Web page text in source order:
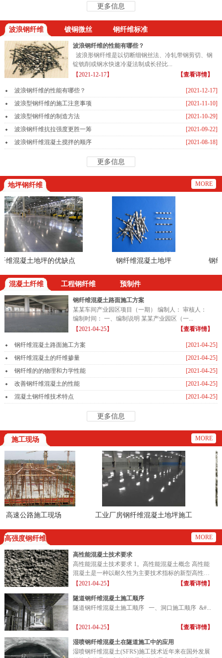
更多信息
波浪钢纤维 镀铜微丝 钢纤维标准
波浪钢纤维的性能有哪些？
波浪形钢纤维是以切断细钢丝法、冷轧带钢剪切、钢
锭铣削或钢水快速冷凝法制成长径比...
【2021-12-17】
【查看详情】
[2021-12-17]
波浪钢纤维的性能有哪些？
[2021-11-10]
波浪型钢纤维的施工注意事项
[2021-10-29]
波浪型钢纤维的制造方法
[2021-09-22]
波浪钢纤维抗拉强度更胜一筹
[2021-08-18]
波浪钢纤维混凝土搅拌的顺序
更多信息
地坪钢纤维 MORE
混凝土地坪的优缺点 钢纤维混凝土地坪 钢纤
混凝土纤维 工程钢纤维 预制件
钢纤维混凝土路面施工方案
某某车间产业园区项目（一期） 编制人： 审核人：
编制时间： 一、编制说明 某某产业园区（一...
【2021-04-25】
【查看详情】
[2021-04-25]
钢纤维混凝土路面施工方案
[2021-04-25]
钢纤维混凝土的纤维掺量
[2021-04-25]
钢纤维的的物理和力学性能
[2021-04-25]
改善钢纤维混凝土的性能
[2021-04-25]
混凝土钢纤维技术特点
更多信息
施工现场 MORE
速公路施工现场
工业厂房钢纤维混凝土地坪施工
高强度钢纤维 MORE
高性能混凝土技术要求
高性能混凝土技术要求 1。高性能混凝土概念 高性能
混凝土是一种以耐久性为主要技术指标的新型高性能
混凝土...
【2021-04-25】 【查看详情】
隧道钢纤维混凝土施工顺序
隧道钢纤维混凝土施工顺序 一、洞口施工顺序 &#...
【2021-04-25】 【查看详情】
湿喷钢纤维混凝土在隧道施工中的应用
湿喷钢纤维混凝土(SFRS)施工技术近年来在国外发展